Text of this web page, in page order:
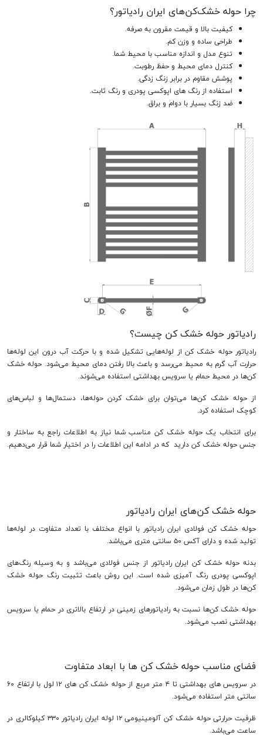
چرا حوله خشک‌کن‌های ایران رادیاتور؟
کیفیت بالا و قیمت مقرون به صرفه.
طراحی ساده و وزن کم.
تنوع مدل و اندازه مناسب با محیط شما.
کنترل دمای محیط و حفظ رطوبت.
پوشش مقاوم در برابر زنگ زدگی.
استفاده از رنگ های اپوکسی پودری و رنگ ثابت.
ضد زنگ بسیار با دوام و براق.
رادیاتور حوله خشک کن چیست؟
رادیاتور حوله خشک کن از لوله‌هایی تشکیل شده و با حرکت آب درون این لوله‌ها
حرارت آب گرم به محیط می‌رسد و باعث بالا رفتن دمای محیط می‌شود. حوله خشک
کن‌ها در محیط حمام یا سرویس بهداشتی استفاده می‌شوند.
از حوله خشک کن‌ها می‌توان برای خشک کردن حوله‌ها، دستمال‌ها و لباس‌های
کوچک استفاده کرد.
برای انتخاب یک حوله خشک کن مناسب شما نیاز به اطلاعات راجع به ساختار و
جنس حوله خشک کن دارید که در ادامه این اطلاعات را در اختیار شما قرار می‌دهیم.
حوله خشک کن‌های ایران رادیاتور
حوله خشک کن فولادی ایران رادیاتور با انواع مختلف با تعداد متفاوت در لوله‌ها
تولید شده و دارای آکس ۵۰ سانتی متری می‌باشد.
بدنه حوله خشک کن ایران رادیاتور از جنس فولادی می‌باشد و به وسیله رنگ‌های
اپوکسی پودری رنگ آمیزی شده است. این روش باعث تثبیت رنگ حوله خشک
کن‌ها در طول زمان می‌شود.
حوله خشک کن‌ها نسبت به رادیاتورهای زمینی در ارتفاع بالاتری در حمام یا سرویس
بهداشتی نصب می‌شود.
فضای مناسب حوله خشک کن ها با ابعاد متفاوت
در سرویس های بهداشتی تا ۴ متر مربع از حوله خشک کن های ۱۲ لول با ارتفاع ۶۰
سانتی متر استفاده می‌شود.
ظرفیت حرارتی حوله خشک کن آلومینیومی ‍۱۲ لوله ایران رادیاتور ۳۳۰ کیلوکالری در
ساعت می‌باشد.